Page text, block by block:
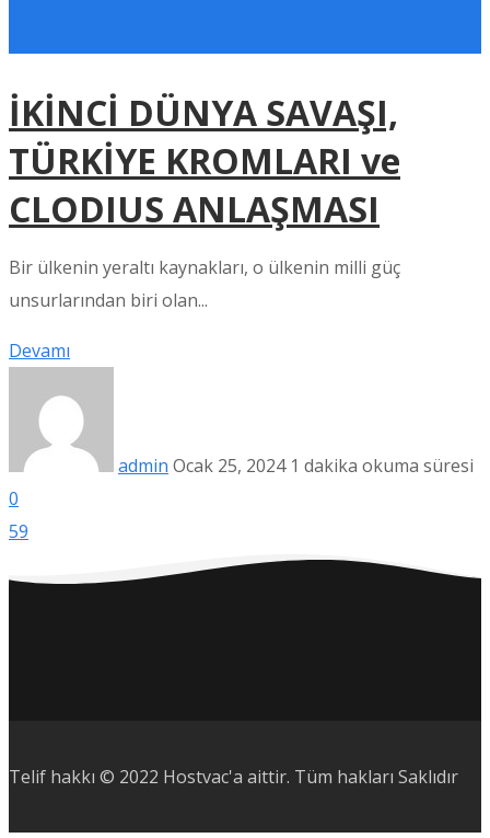
İKİNCİ DÜNYA SAVAŞI,
TÜRKİYE KROMLARI ve
CLODIUS ANLAŞMASI
Bir ülkenin yeraltı kaynakları, o ülkenin milli güç
unsurlarından biri olan...
Devamı
admin Ocak 25, 2024 1 dakika okuma süresi
0
59
Telif hakkı © 2022 Hostvac'a aittir. Tüm hakları Saklıdır